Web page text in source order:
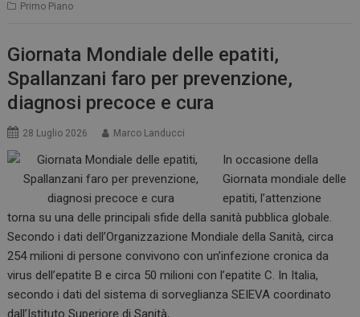
Primo Piano
Giornata Mondiale delle epatiti,
Spallanzani faro per prevenzione,
diagnosi precoce e cura
28 Luglio 2026 Marco Landucci
In occasione della
Giornata mondiale delle
epatiti, l’attenzione
torna su una delle principali sfide della sanità pubblica globale.
Secondo i dati dell’Organizzazione Mondiale della Sanità, circa
254 milioni di persone convivono con un’infezione cronica da
virus dell’epatite B e circa 50 milioni con l’epatite C. In Italia,
secondo i dati del sistema di sorveglianza SEIEVA coordinato
dall’Istituto Superiore di Sanità,…